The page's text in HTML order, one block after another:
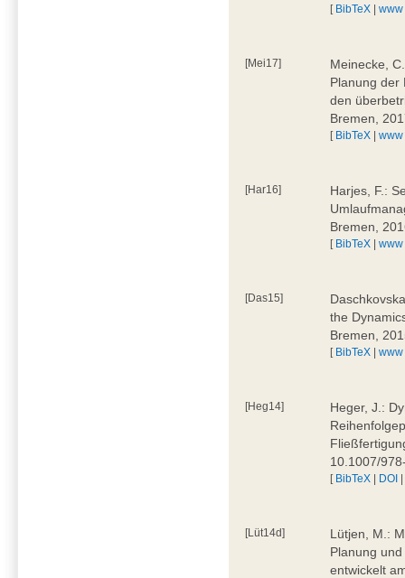
[ BibTeX |www
[Mei17]
Meinecke,
Planung der
den
Bremen,
[ BibTeX |www
[Har16]
Harjes, F.:
Bremen,
[ BibTeX |www
[Das15]
the
Bremen,
[ BibTeX |www
[Heg14]
Heger, J.:
10.1007/
[ BibTeX | DOI
[Lüt14d]
Lütjen, M.:
Planung
entwickelt